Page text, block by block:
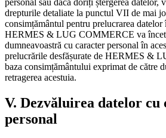
personal sau dacă doriți ștergerea datelor,
drepturile detaliate la punctul VII de mai
consimțământul pentru prelucrarea
HERMES & LUG COMMERCE va
dumneavoastră cu caracter personal în
prelucrările desfășurate de HERMES &
baza consimțământului exprimat de către
retragerea acestuia.
V. Dezvăluirea datelor cu
personal